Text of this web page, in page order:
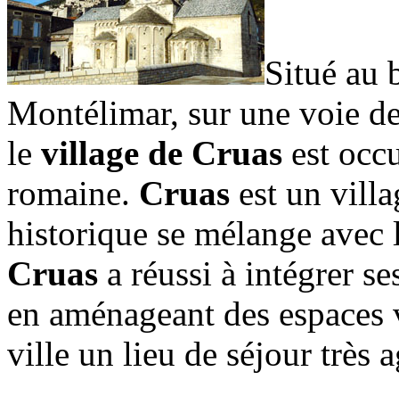
Situé au
Montélimar, sur une voie
le village de Cruas est
romaine. Cruas est un
historique se mélange
Cruas a réussi à intégrer
en aménageant des
ville un lieu de séjour très